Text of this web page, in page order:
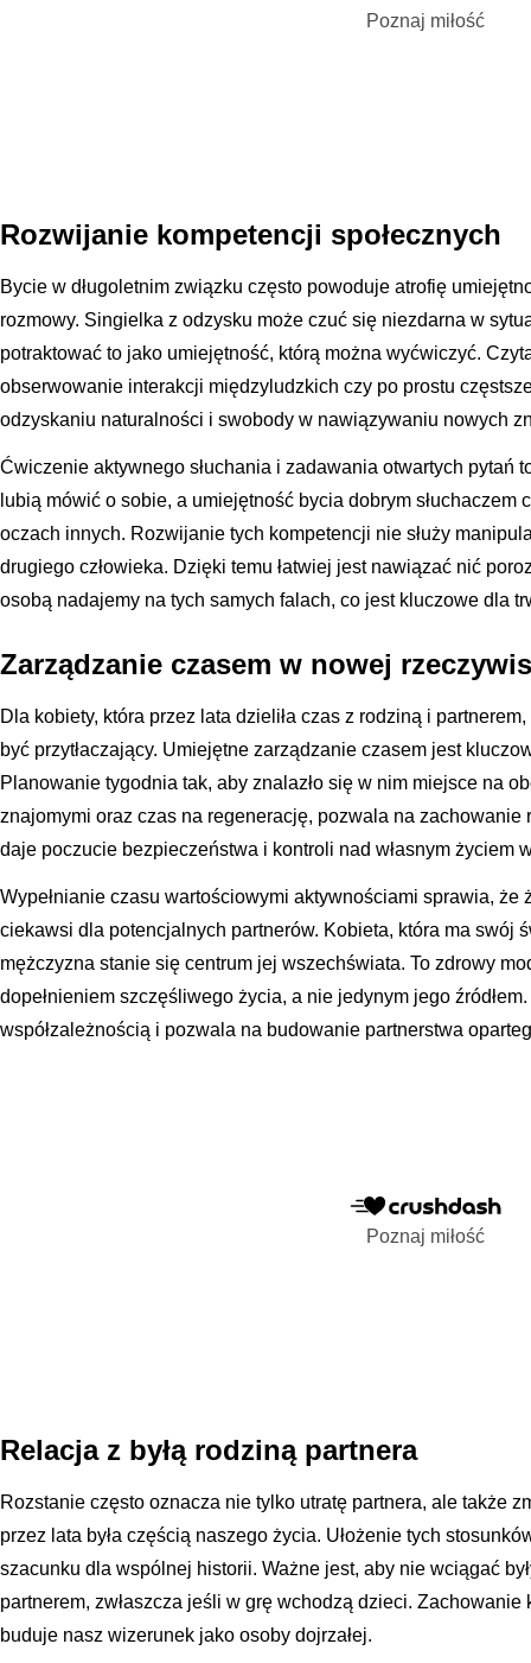
Poznaj miłość
Rozwijanie kompetencji społecznych
Bycie w długoletnim związku często powoduje atrofię
rozmowy. Singielka z odzysku może czuć się niezdarna w
potraktować to jako umiejętność, którą można wyćwiczyć.
obserwowanie interakcji międzyludzkich czy po prostu
odzyskaniu naturalności i swobody w nawiązywaniu nowych
Ćwiczenie aktywnego słuchania i zadawania otwartych pytań
lubią mówić o sobie, a umiejętność bycia dobrym słuchaczem
oczach innych. Rozwijanie tych kompetencji nie służy
drugiego człowieka. Dzięki temu łatwiej jest nawiązać nić
osobą nadajemy na tych samych falach, co jest kluczowe dla
Zarządzanie czasem w nowej
Dla kobiety, która przez lata dzieliła czas z rodziną i
być przytłaczający. Umiejętne zarządzanie czasem jest
Planowanie tygodnia tak, aby znalazło się w nim miejsce na
znajomymi oraz czas na regenerację, pozwala na
daje poczucie bezpieczeństwa i kontroli nad własnym życiem
Wypełnianie czasu wartościowymi aktywnościami sprawia, że
ciekawsi dla potencjalnych partnerów. Kobieta, która ma swój
mężczyzna stanie się centrum jej wszechświata. To zdrowy
dopełnieniem szczęśliwego życia, a nie jedynym jego
współzależnością i pozwala na budowanie partnerstwa
Poznaj miłość
Relacja z byłą rodziną partnera
Rozstanie często oznacza nie tylko utratę partnera, ale także
przez lata była częścią naszego życia. Ułożenie tych
szacunku dla wspólnej historii. Ważne jest, aby nie wciągać
partnerem, zwłaszcza jeśli w grę wchodzą dzieci.
buduje nasz wizerunek jako osoby dojrzałej.